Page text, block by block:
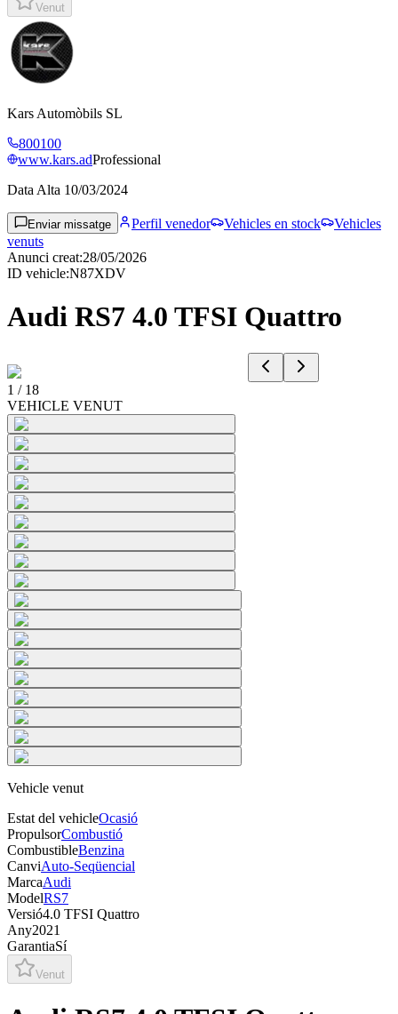
Venut
Kars Automòbils SL
800100
www.kars.adProfessional
Data Alta 10/03/2024
Enviar missatge Perfil venedor Vehicles en stock
Vehicles
venuts
Anunci creat:28/05/2026
ID vehicle:N87XDV
Audi RS7 4.0 TFSI Quattro
1 / 18
VEHICLE VENUT
Vehicle venut
Estat del vehicleOcasió
PropulsorCombustió
CombustibleBenzina
CanviAuto-Seqüencial
MarcaAudi
ModelRS7
Versió4.0 TFSI Quattro
Any2021
GarantiaSí
Venut